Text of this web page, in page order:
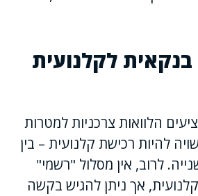
לקלנועית
הלוואות צרכניות למטרות
להיות רכישת קלנועית – בין
לרוב, אין מסלול "רשמי"
אך ניתן להגיש בקשה